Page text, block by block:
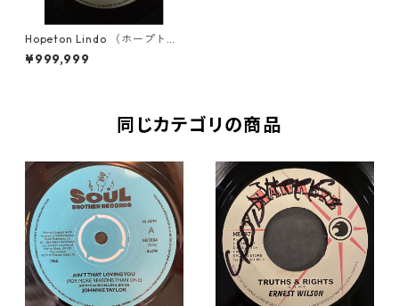
Hopeton Lindo （ホープトン
リンド） - Rude Boy【7'】
¥999,999
同じカテゴリの商品